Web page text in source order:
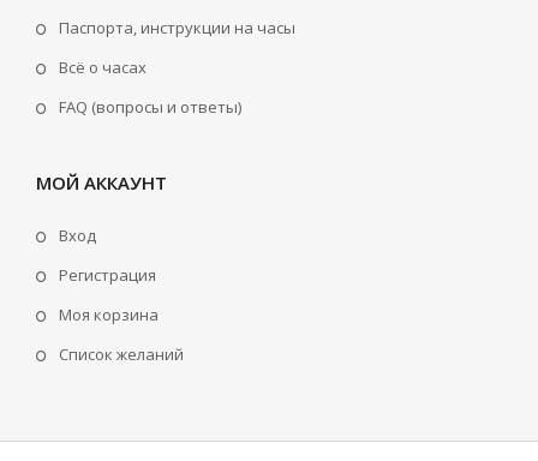
Паспорта, инструкции на часы
Всё о часах
FAQ (вопросы и ответы)
МОЙ АККАУНТ
Вход
Регистрация
Моя корзина
Cписок желаний